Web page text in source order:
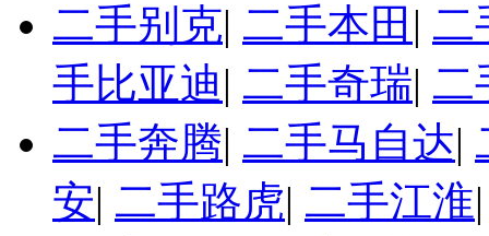
二手别克| 二手本田 | 二
手比亚迪| 二手奇瑞| 二
二手奔腾| 二手马自达|
安| 二手路虎| 二手江淮